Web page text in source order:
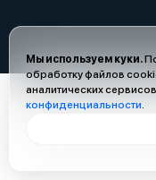
Мы используем куки.
обработку файлов
аналитических
конфиденциальности.